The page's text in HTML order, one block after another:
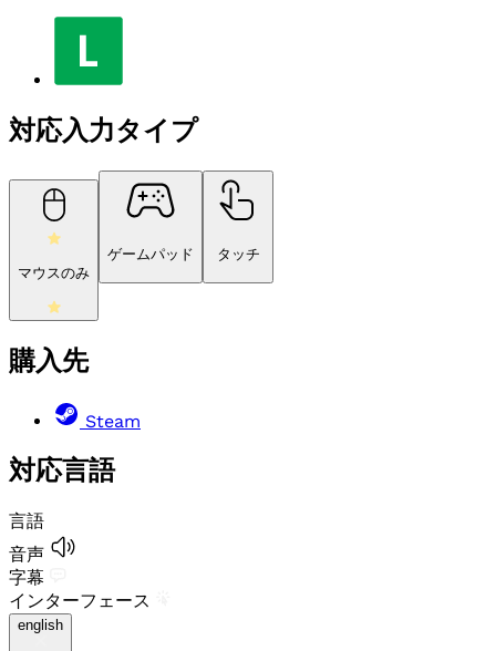
対応入力タイプ
マウスのみ
ゲームパッド タッチ
購入先
Steam
対応言語
言語
音声
字幕
インターフェース
english